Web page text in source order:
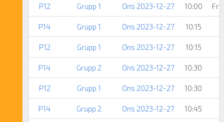
P12 Grupp 1 Ons 2023-12-27 10:00
P14 Grupp 1 Ons 2023-12-27 10:15
P12 Grupp 1 Ons 2023-12-27 10:15
P14 Grupp 2 Ons 2023-12-27 10:30
P12 Grupp 1 Ons 2023-12-27 10:30
P14 Grupp 2 Ons 2023-12-27 10:45